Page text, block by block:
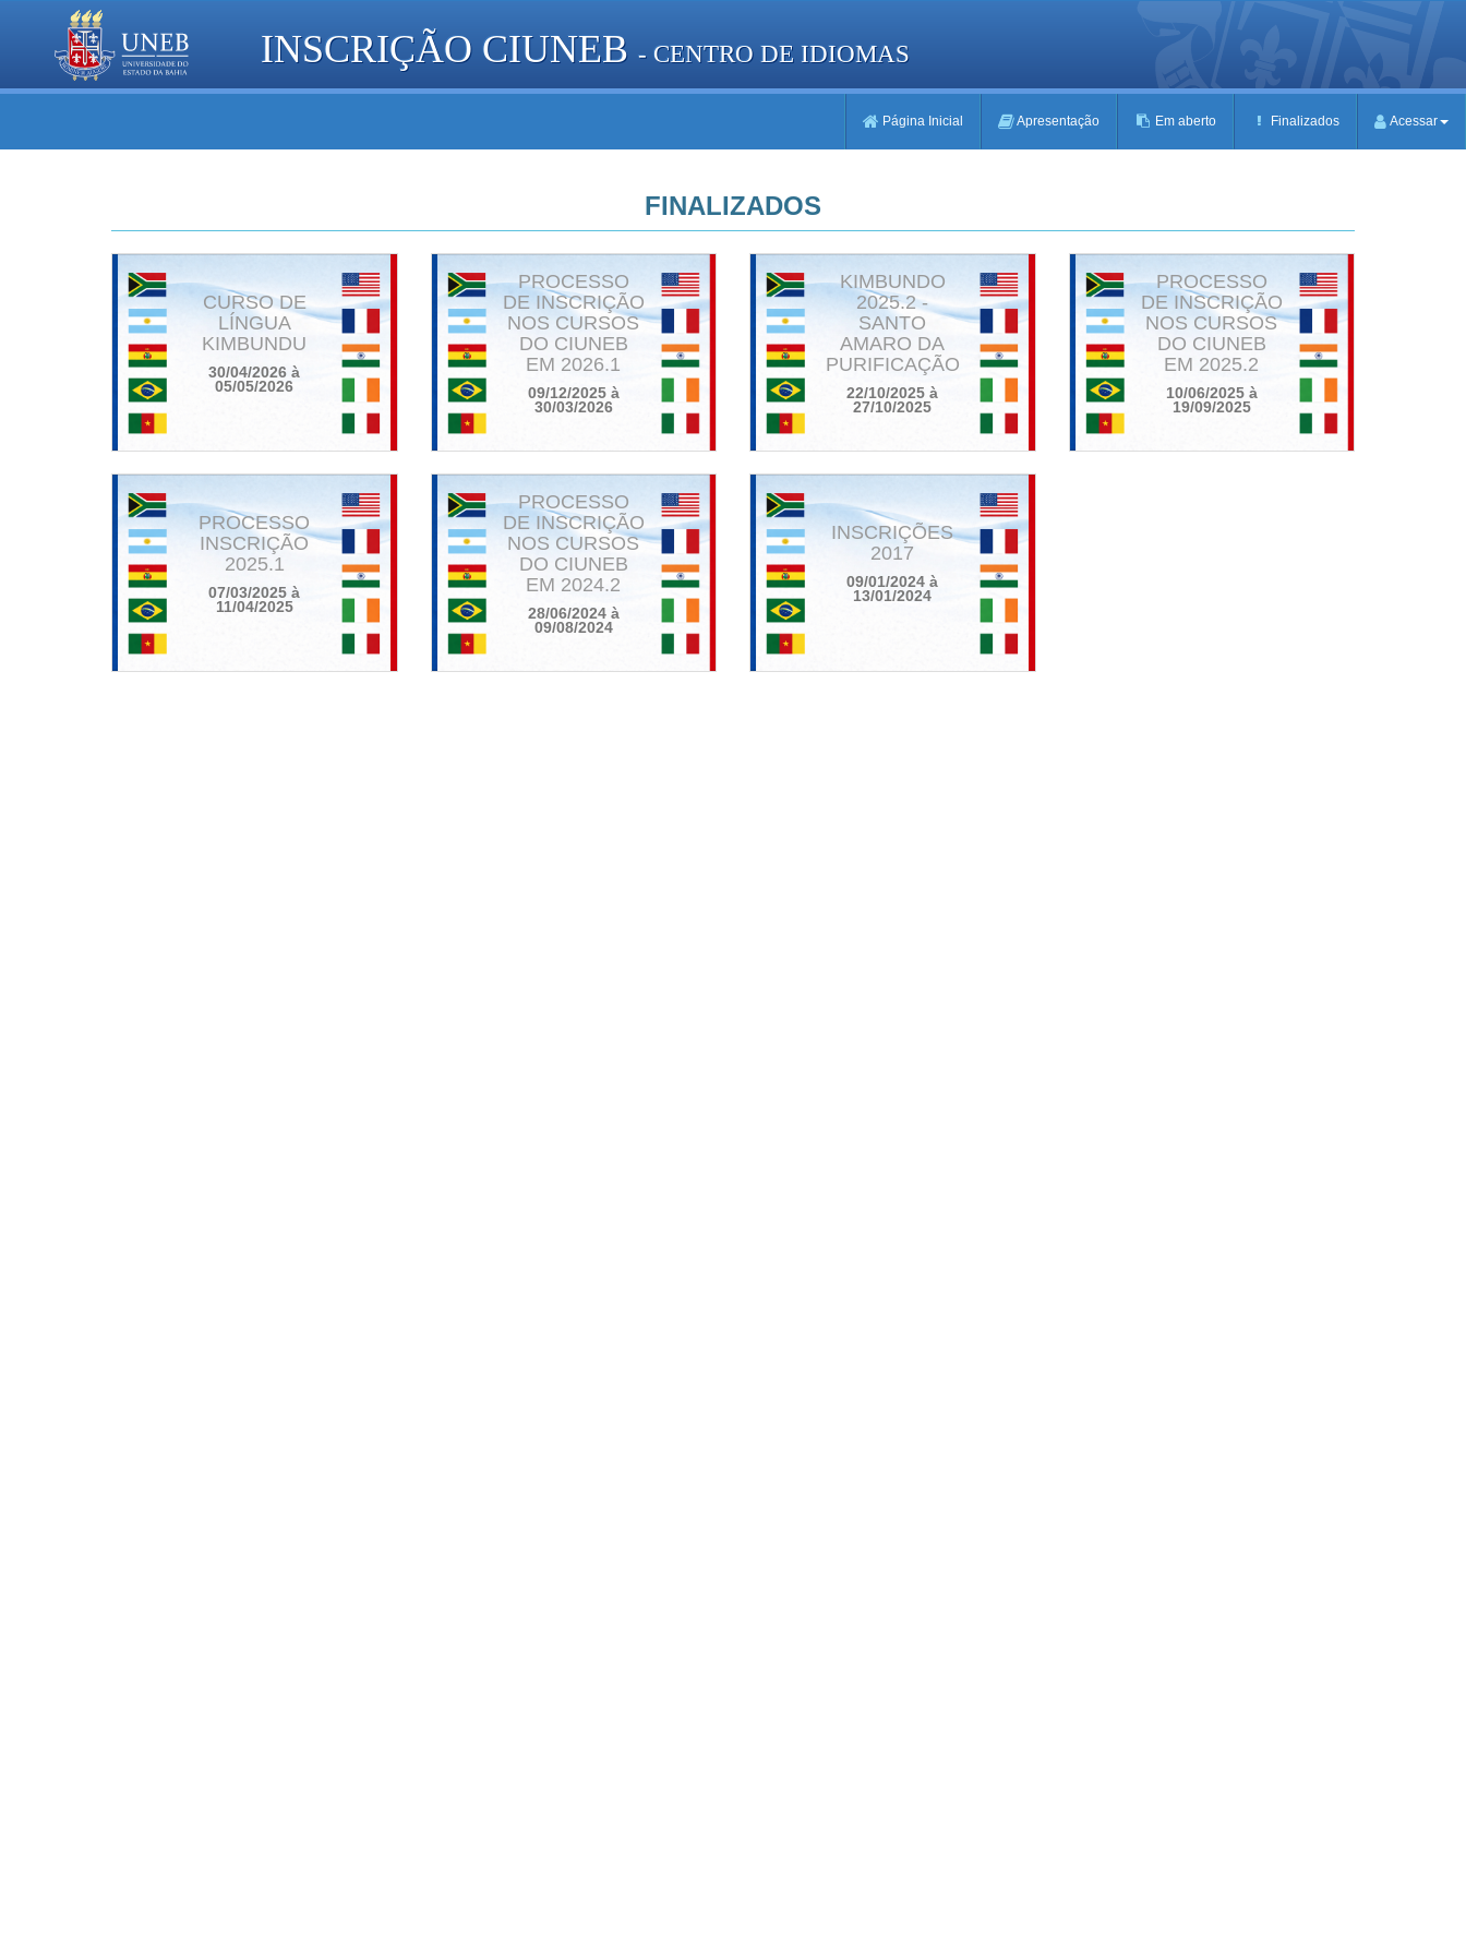
INSCRIÇÃO CIUNEB - CENTRO DE IDIOMAS
Página Inicial Apresentação Em aberto Finalizados Acessar
FINALIZADOS
CURSO DE
LÍNGUA
KIMBUNDU
30/04/2026 à
05/05/2026
PROCESSO
DE INSCRIÇÃO
NOS CURSOS
DO CIUNEB
EM 2026.1
09/12/2025 à
30/03/2026
KIMBUNDO
2025.2 -
SANTO
AMARO DA
PURIFICAÇÃO
22/10/2025 à
27/10/2025
PROCESSO
DE INSCRIÇÃO
NOS CURSOS
DO CIUNEB
EM 2025.2
10/06/2025 à
19/09/2025
PROCESSO
INSCRIÇÃO
2025.1
07/03/2025 à
11/04/2025
PROCESSO
DE INSCRIÇÃO
NOS CURSOS
DO CIUNEB
EM 2024.2
28/06/2024 à
09/08/2024
INSCRIÇÕES
2017
09/01/2024 à
13/01/2024